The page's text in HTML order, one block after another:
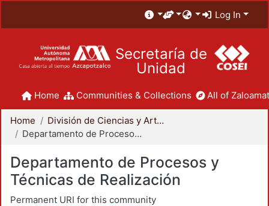
Log In
Secretaría de
Unidad
Home Communities & Collections All of
Home
División de Ciencias y Artes para el Diseño
Departamento de Procesos y Técnicas de Realización
Departamento de Procesos y
Técnicas de Realización
Permanent URI for this community